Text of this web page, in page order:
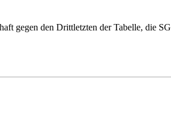
gegen den Drittletzten der Tabelle, die